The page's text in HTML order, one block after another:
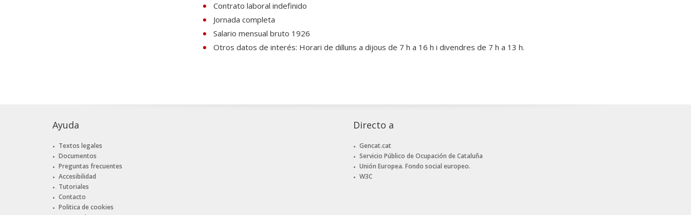
Contrato laboral indefinido
Jornada completa
Salario mensual bruto 1926
Otros datos de interés: Horari de dilluns a dijous de 7 h a 16 h i divendres de 7 h a 13 h.
Ayuda
Textos legales
Documentos
Preguntas frecuentes
Accesibilidad
Tutoriales
Contacto
Politica de cookies
Directo a
Gencat.cat
Servicio Público de Ocupación de Cataluña
Unión Europea. Fondo social europeo.
W3C